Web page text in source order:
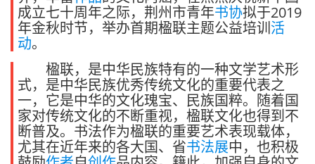
成立七十周年之际，荆州市青年书协拟于2019
年金秋时节，举办首期楹联主题公益培训 活
动。
楹联，是中华民族特有的一种文学艺术形
式，是中华民族优秀传统文化的重要代表之
一，它是中华的文化瑰宝、民族国粹。随着国
家对传统文化的不断重视，楹联文化也得到不
断普及。书法作为楹联的重要艺术表现载体，
尤其在近年来的各大国、省书法展中，也积极